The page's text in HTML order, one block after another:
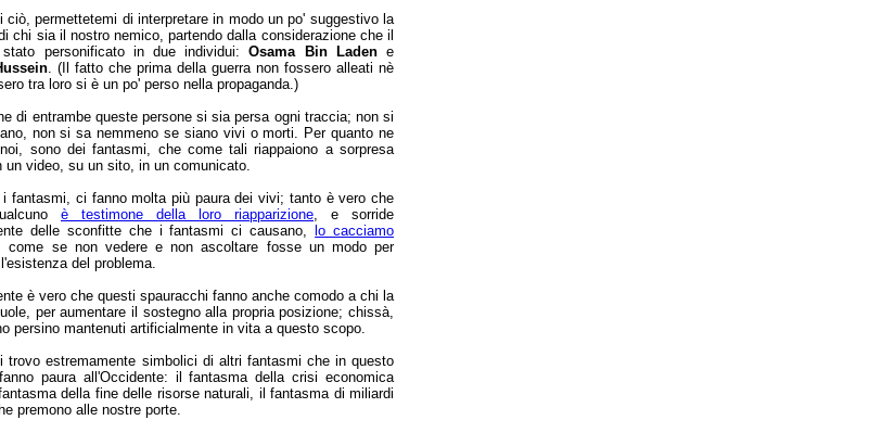
ciò, permettetemi di interpretare in modo un po' suggestivo la
chi sia il nostro nemico, partendo dalla considerazione che il
personificato in due individui:Osama Bin Ladene
. (Il fatto che prima della guerra non fossero alleati nè
tra loro si è un po' perso nella propaganda.)
di entrambe queste persone si sia persa ogni traccia; non si
non si sa nemmeno se siano vivi o morti. Per quanto ne
sono dei fantasmi, che come tali riappaiono a sorpresa
un video, su un sito, in un comunicato.
fantasmi, ci fanno molta più paura dei vivi; tanto è vero che
è testimone della loro riapparizione, e sorride
delle sconfitte che i fantasmi ci causano,
lo cacciamo
come se non vedere e non ascoltare fosse un modo per
del problema.
è vero che questi spauracchi fanno anche comodo a chi la
per aumentare il sostegno alla propria posizione; chissà,
persino mantenuti artificialmente in vita a questo scopo.
trovo estremamente simbolici di altri fantasmi che in questo
paura all'Occidente: il fantasma della crisi economica
della fine delle risorse naturali, il fantasma di miliardi
premono alle nostre porte.